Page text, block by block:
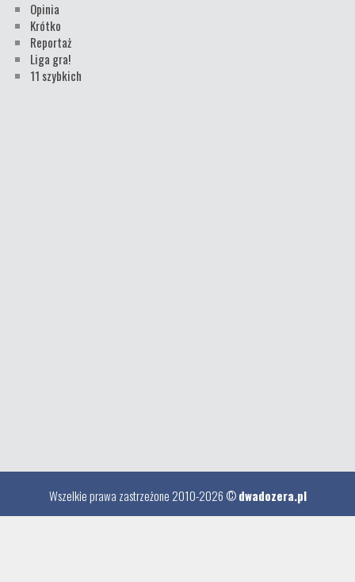
Opinia
Krótko
Reportaż
Liga gra!
11 szybkich
Wszelkie prawa zastrzeżone 2010-2026 ©dwadozera.pl